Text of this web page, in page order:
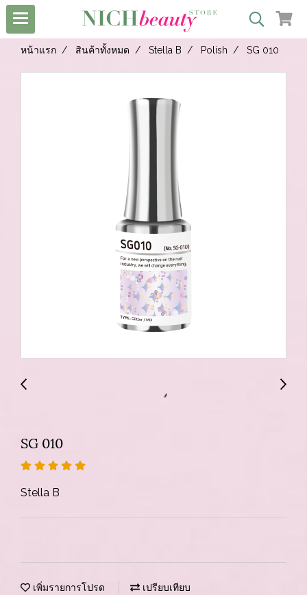
หน้าแรก สินค้าทั้งหมด Stella B Polish SG 010
SG 010
Stella B
เพิ่มรายการโปรด เปรียบเทียบ